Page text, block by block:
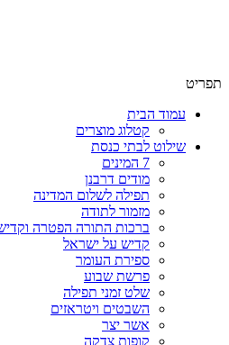
תפריט
עמוד הבית
קטלוג מוצרים
שילוט לבתי כנסת
7 המינים
מודים דרבנן
תפילה לשלום המדינה
מזמור לתודה
ברכות התורה הפטרה
קדיש על ישראל
ספירת העומר
פרשת שבוע
שלט זמני תפילה
השבטים ויטראזים
אשר יצר
קופות צדקה